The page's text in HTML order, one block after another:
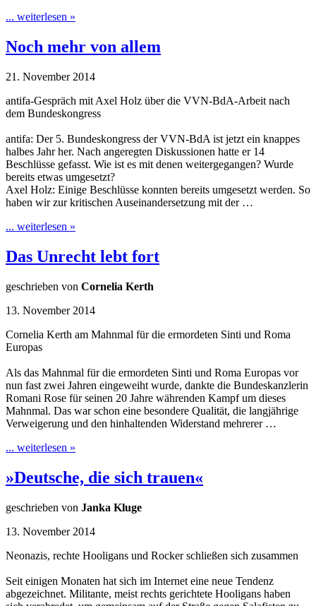
... weiterlesen »
Noch mehr von allem
21. November 2014
antifa-Gespräch mit Axel Holz über die VVN-BdA-Arbeit nach
dem Bundeskongress
antifa: Der 5. Bundeskongress der VVN-BdA ist jetzt ein knappes
halbes Jahr her. Nach angeregten Diskussionen hatte er 14
Beschlüsse gefasst. Wie ist es mit denen weitergegangen? Wurde
bereits etwas umgesetzt?
Axel Holz: Einige Beschlüsse konnten bereits umgesetzt werden. So
haben wir zur kritischen Auseinandersetzung mit der …
... weiterlesen »
Das Unrecht lebt fort
geschrieben von Cornelia Kerth
13. November 2014
Cornelia Kerth am Mahnmal für die ermordeten Sinti und Roma
Europas
Als das Mahnmal für die ermordeten Sinti und Roma Europas vor
nun fast zwei Jahren eingeweiht wurde, dankte die Bundeskanzlerin
Romani Rose für seinen 20 Jahre währenden Kampf um dieses
Mahnmal. Das war schon eine besondere Qualität, die langjährige
Verweigerung und den hinhaltenden Widerstand mehrerer …
... weiterlesen »
»Deutsche, die sich trauen«
geschrieben von Janka Kluge
13. November 2014
Neonazis, rechte Hooligans und Rocker schließen sich zusammen
Seit einigen Monaten hat sich im Internet eine neue Tendenz
abgezeichnet. Militante, meist rechts gerichtete Hooligans haben